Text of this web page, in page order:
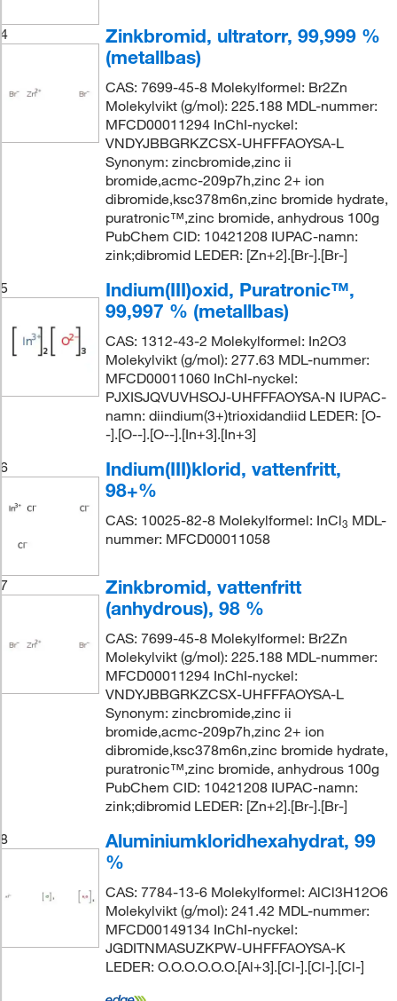
4
Zinkbromid, ultratorr, 99,999 %
(metallbas)
CAS: 7699-45-8 Molekylformel: Br2Zn
Molekylvikt (g/mol): 225.188 MDL-nummer:
MFCD00011294 InChI-nyckel:
VNDYJBBGRKZCSX-UHFFFAOYSA-L
Synonym: zincbromide,zinc ii
bromide,acmc-209p7h,zinc 2+ ion
dibromide,ksc378m6n,zinc bromide hydrate,
puratronic™,zinc bromide, anhydrous 100g
PubChem CID: 10421208 IUPAC-namn:
zink;dibromid LEDER: [Zn+2].[Br-].[Br-]
5
Indium(III)oxid, Puratronic™,
99,997 % (metallbas)
CAS: 1312-43-2 Molekylformel: In2O3
Molekylvikt (g/mol): 277.63 MDL-nummer:
MFCD00011060 InChI-nyckel:
PJXISJQVUVHSOJ-UHFFFAOYSA-N IUPAC-
namn: diindium(3+)trioxidandiid LEDER: [O-
-].[O--].[O--].[In+3].[In+3]
6
Indium(III)klorid, vattenfritt,
98+%
CAS: 10025-82-8 Molekylformel: InCl3 MDL-
nummer: MFCD00011058
7
Zinkbromid, vattenfritt
(anhydrous), 98 %
CAS: 7699-45-8 Molekylformel: Br2Zn
Molekylvikt (g/mol): 225.188 MDL-nummer:
MFCD00011294 InChI-nyckel:
VNDYJBBGRKZCSX-UHFFFAOYSA-L
Synonym: zincbromide,zinc ii
bromide,acmc-209p7h,zinc 2+ ion
dibromide,ksc378m6n,zinc bromide hydrate,
puratronic™,zinc bromide, anhydrous 100g
PubChem CID: 10421208 IUPAC-namn:
zink;dibromid LEDER: [Zn+2].[Br-].[Br-]
8
Aluminiumkloridhexahydrat, 99
%
CAS: 7784-13-6 Molekylformel: AlCl3H12O6
Molekylvikt (g/mol): 241.42 MDL-nummer:
MFCD00149134 InChI-nyckel:
JGDITNMASUZKPW-UHFFFAOYSA-K
LEDER: O.O.O.O.O.O.[Al+3].[Cl-].[Cl-].[Cl-]